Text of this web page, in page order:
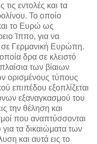
εντολές και τα
Το οποίο
το Ευρώ ως
Ίππο, για να
σε Γερμανική Ευρώπη.
δρα σε κλειστό
των βίαιων
ορισμένους τύπους
επιπέδου εξοπλίζεται
εξαναγκασμού του
την θέληση και
που αναπτύσσονται
για τα δικαιώματα των
και αυτά εις το